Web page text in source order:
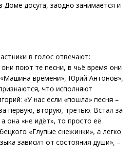
досуга, заодно занимается и
в голос отвечают:
поют те песни, в чьё время они
времени», Юрий Антонов»,
что исполняют
«У нас если «пошла» песня –
первую, вторую, третью. Встал за
она «не идёт», то просто её
«Глупые снежинки», а легко
зависит от состояния души», –